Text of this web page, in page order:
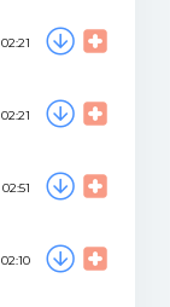
02:21
02:21
02:51
02:10